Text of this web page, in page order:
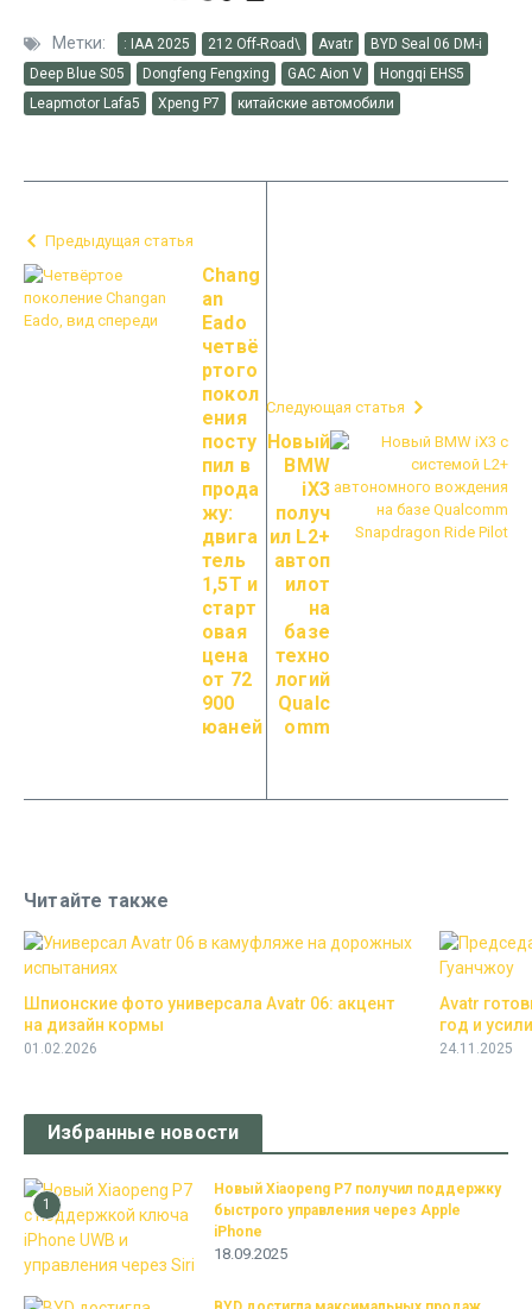
Метки: : IAA 2025 212 Off-Road\ Avatr
BYD Seal 06 DM-i
Deep Blue S05
Dongfeng Fengxing GAC Aion V
Hongqi EHS5
Leapmotor Lafa5
Xpeng P7 китайские автомобили
Предыдущая статья
Chang
an
Eado
четвё
ртого
покол
ения
посту
пил в
прода
жу:
двига
тель
1,5T и
старт
овая
цена
от 72
900
юаней
Следующая статья
Новый
BMW
iX3
получ
ил L2+
автоп
илот
на
базе
техно
логий
Qualc
omm
Читайте также
Шпионские фото универсала Avatr 06: акцент
на дизайн кормы
01.02.2026
Avatr
год и
24.11.2025
Избранные новости
1
Новый Xiaopeng P7 получил поддержку
быстрого управления через Apple
iPhone
18.09.2025